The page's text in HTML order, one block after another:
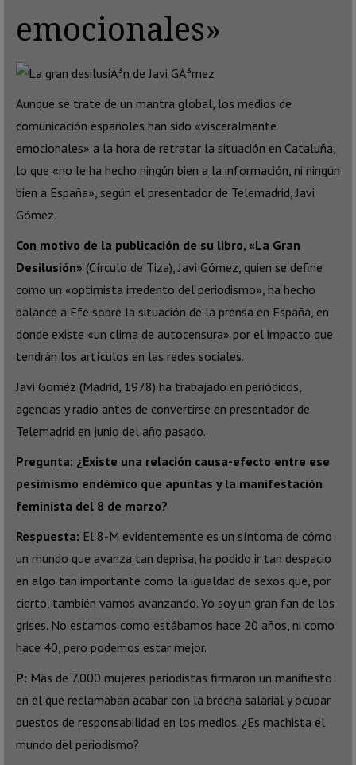
emocionales»
Aunque se trate de un mantra global, los medios de
comunicación españoles han sido «visceralmente
emocionales» a la hora de retratar la situación en Cataluña,
lo que «no le ha hecho ningún bien a la información, ni ningún
bien a España», según el presentador de Telemadrid, Javi
Gómez.
Con motivo de la publicación de su libro, «La Gran
Desilusión» (Círculo de Tiza), Javi Gómez, quien se define
como un «optimista irredento del periodismo», ha hecho
balance a Efe sobre la situación de la prensa en España, en
donde existe «un clima de autocensura» por el impacto que
tendrán los artículos en las redes sociales.
Javi Goméz (Madrid, 1978) ha trabajado en periódicos,
agencias y radio antes de convertirse en presentador de
Telemadrid en junio del año pasado.
Pregunta: ¿Existe una relación causa-efecto entre ese
pesimismo endémico que apuntas y la manifestación
feminista del 8 de marzo?
Respuesta: El 8-M evidentemente es un síntoma de cómo
un mundo que avanza tan deprisa, ha podido ir tan despacio
en algo tan importante como la igualdad de sexos que, por
cierto, también vamos avanzando. Yo soy un gran fan de los
grises. No estamos como estábamos hace 20 años, ni como
hace 40, pero podemos estar mejor.
P: Más de 7.000 mujeres periodistas firmaron un manifiesto
en el que reclamaban acabar con la brecha salarial y ocupar
puestos de responsabilidad en los medios. ¿Es machista el
mundo del periodismo?